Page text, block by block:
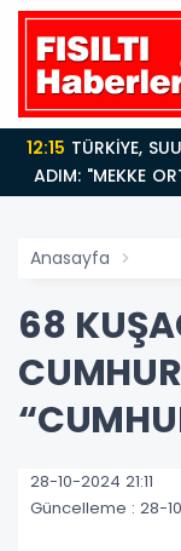
12:15
ADIM: "MEKKE
Anasayfa
68
28-10-2024 21:11
Güncelleme : 28-